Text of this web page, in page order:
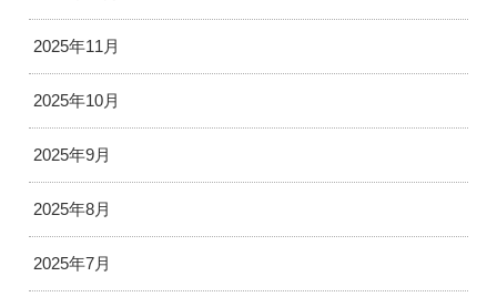
2025年11月
2025年10月
2025年9月
2025年8月
2025年7月